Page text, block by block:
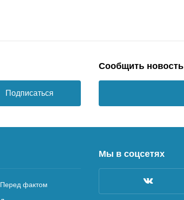
Подписаться
Сообщить новость
Перед фактом
Мы в соцсетях